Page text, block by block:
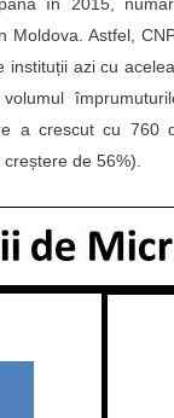
Moldova. Astfel,
instituții azi cu
a crescut cu 760
de 56%).